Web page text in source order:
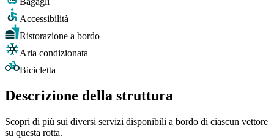
Accessibilità
Ristorazione a bordo
Aria condizionata
Bicicletta
Descrizione della struttura
Scopri di più sui diversi servizi disponibili a bordo di ciascun vettore
su questa rotta.